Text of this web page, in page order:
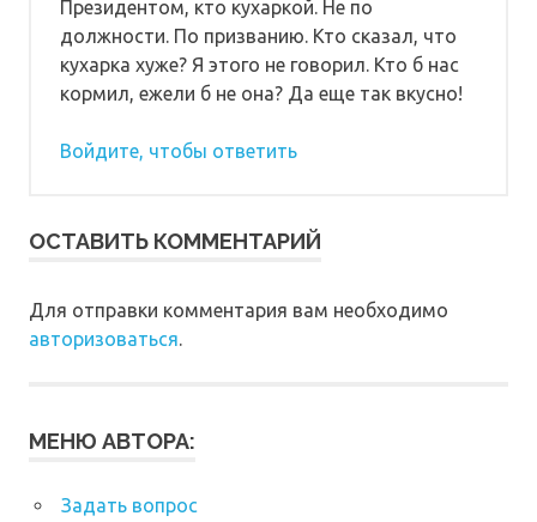
Президентом, кто кухаркой. Не по
должности. По призванию. Кто сказал, что
кухарка хуже? Я этого не говорил. Кто б нас
кормил, ежели б не она? Да еще так вкусно!
Войдите, чтобы ответить
ОСТАВИТЬ КОММЕНТАРИЙ
Для отправки комментария вам необходимо
авторизоваться.
МЕНЮ АВТОРА:
Задать вопрос